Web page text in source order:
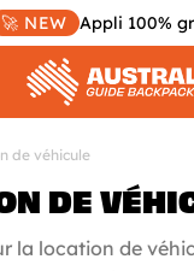
🚀 NEW Appli 100%
de véhicule
DE
la location de